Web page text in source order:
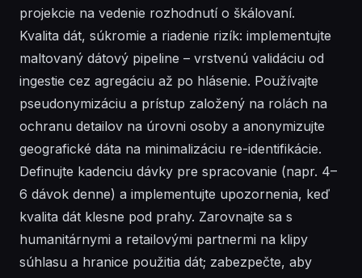
projekcie na vedenie rozhodnutí o škálovaní.
Kvalita dát, súkromie a riadenie rizík: implementujte
maltovaný dátový pipeline – vrstvenú validáciu od
ingestie cez agregáciu až po hlásenie. Používajte
pseudonymizáciu a prístup založený na rolách na
ochranu detailov na úrovni osoby a anonymizujte
geografické dáta na minimalizáciu re-identifikácie.
Definujte kadenciu dávky pre spracovanie (napr. 4–
6 dávok denne) a implementujte upozornenia, keď
kvalita dát klesne pod prahy. Zarovnajte sa s
humanitárnymi a retailovými partnermi na klipy
súhlasu a hranice použitia dát; zabezpečte, aby